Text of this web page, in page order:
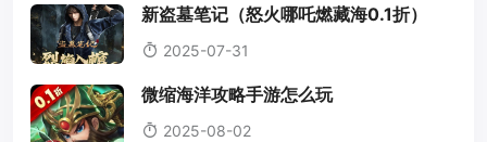
新盗墓笔记（怒火哪吒燃藏海0.1折）
2025-07-31
微缩海洋攻略手游怎么玩
2025-08-02